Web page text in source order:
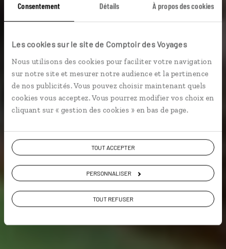
Consentement Détails À propos des cookies
Les cookies sur le site de Comptoir des Voyages
Nous utilisons des cookies pour faciliter votre navigation
sur notre site et mesurer notre audience et la pertinence
de nos publicités. Vous pouvez choisir maintenant quels
cookies vous acceptez. Vous pourrez modifier vos choix en
cliquant sur « gestion des cookies » en bas de page.
TOUT ACCEPTER
PERSONNALISER
TOUT REFUSER
Grizzlis et Klondike
Road trip en été à la découverte de la faune du Yukon
et de l’Alaska.
Faune & safari
VOIR LA GALERIE PHOTOS